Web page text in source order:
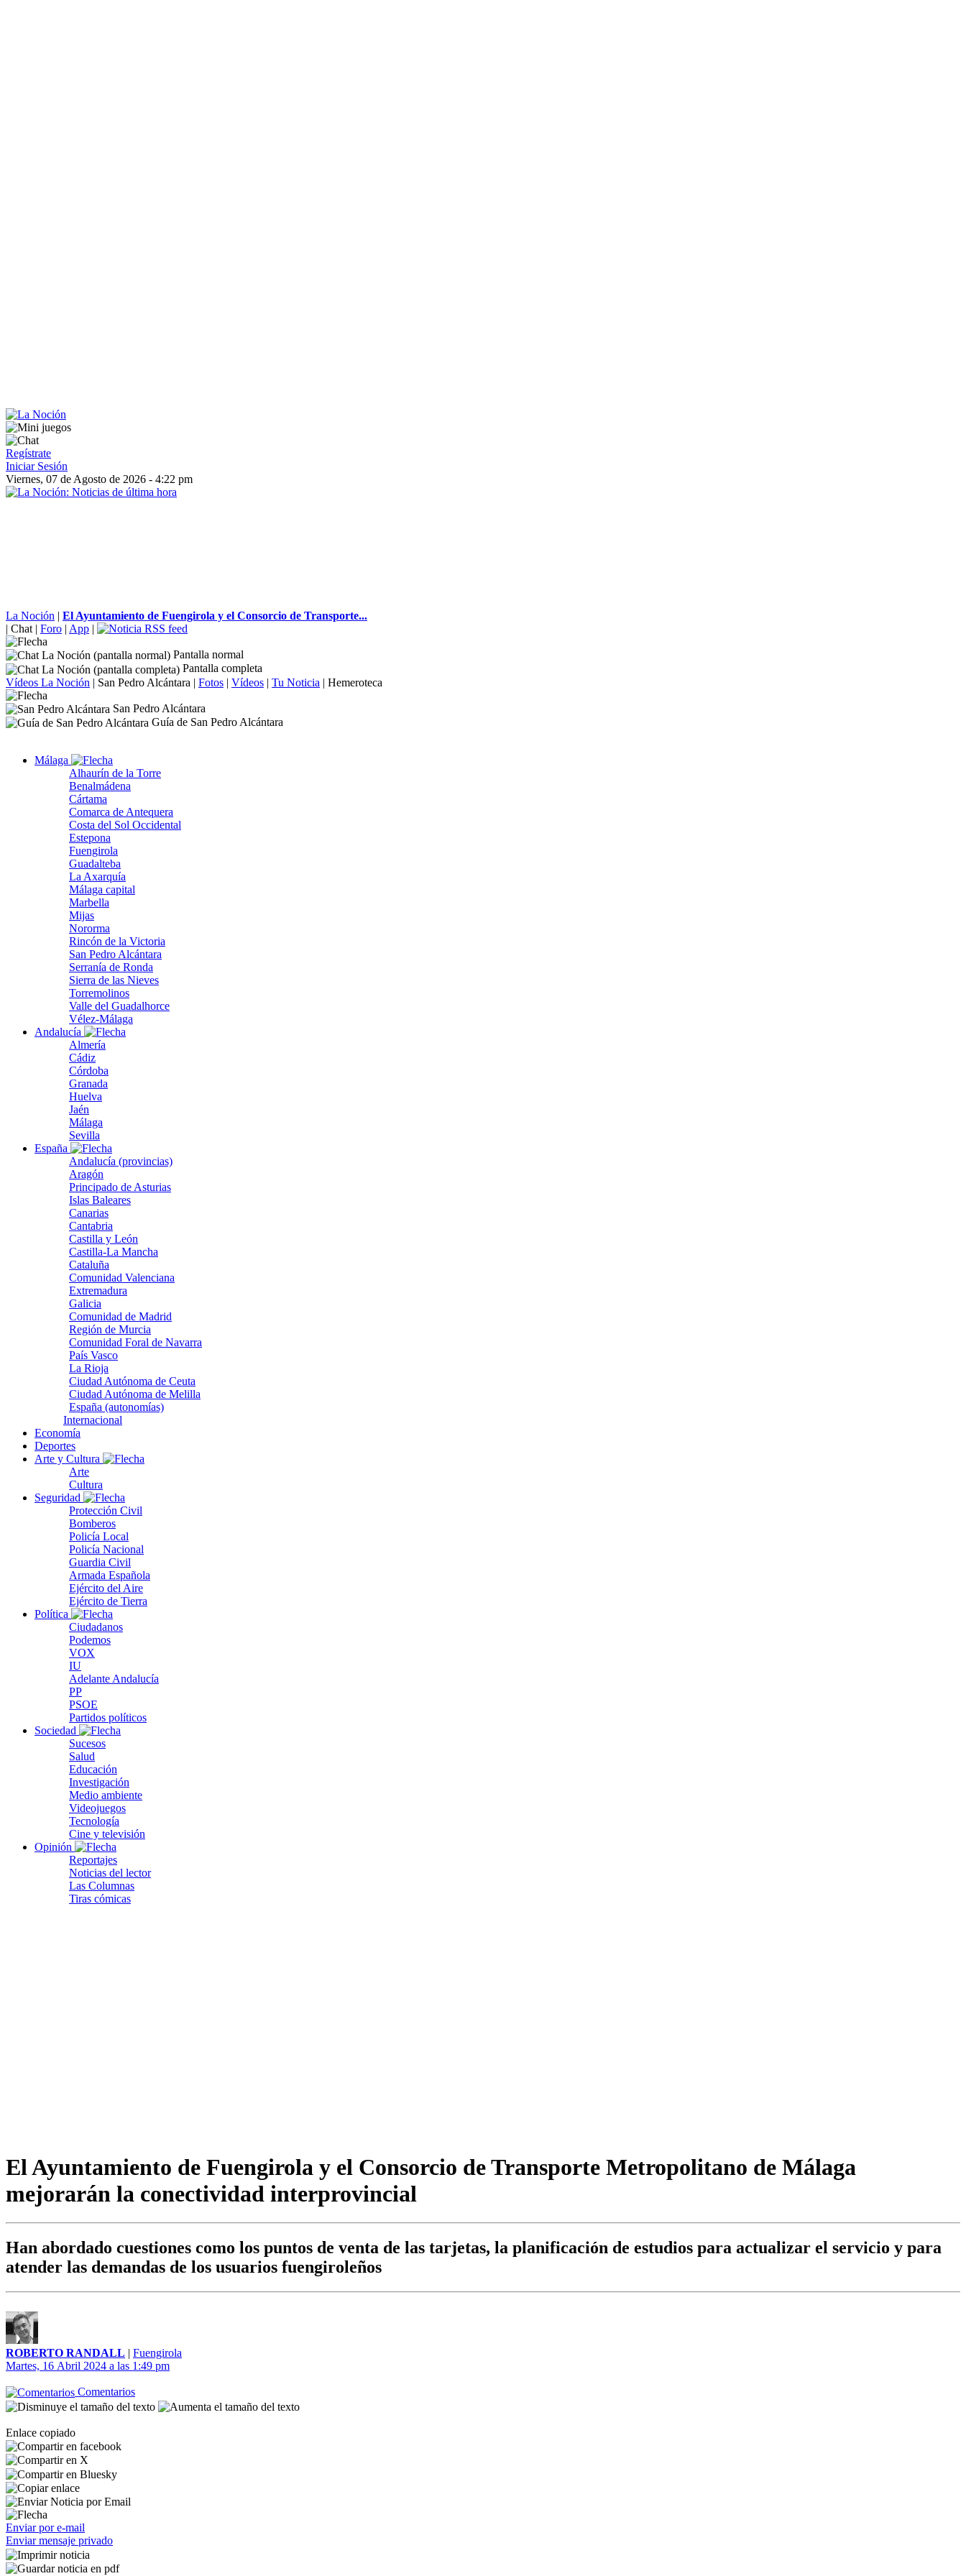
Regístrate
Iniciar Sesión
Viernes, 07 de Agosto de 2026 - 4:22 pm
La Noción | El Ayuntamiento de Fuengirola y el Consorcio de Transporte...
| Chat | Foro | App |
Pantalla normal
Pantalla completa
Vídeos La Noción | San Pedro Alcántara | Fotos | Vídeos | Tu Noticia | Hemeroteca
San Pedro Alcántara
Guía de San Pedro Alcántara
Málaga
Alhaurín de la Torre
Benalmádena
Cártama
Comarca de Antequera
Costa del Sol Occidental
Estepona
Fuengirola
Guadalteba
La Axarquía
Málaga capital
Marbella
Mijas
Nororma
Rincón de la Victoria
San Pedro Alcántara
Serranía de Ronda
Sierra de las Nieves
Torremolinos
Valle del Guadalhorce
Vélez-Málaga
Andalucía
Almería
Cádiz
Córdoba
Granada
Huelva
Jaén
Málaga
Sevilla
España
Andalucía (provincias)
Aragón
Principado de Asturias
Islas Baleares
Canarias
Cantabria
Castilla y León
Castilla-La Mancha
Cataluña
Comunidad Valenciana
Extremadura
Galicia
Comunidad de Madrid
Región de Murcia
Comunidad Foral de Navarra
País Vasco
La Rioja
Ciudad Autónoma de Ceuta
Ciudad Autónoma de Melilla
España (autonomías)
Internacional
Economía
Deportes
Arte y Cultura
Arte
Cultura
Seguridad
Protección Civil
Bomberos
Policía Local
Policía Nacional
Guardia Civil
Armada Española
Ejército del Aire
Ejército de Tierra
Política
Ciudadanos
Podemos
VOX
IU
Adelante Andalucía
PP
PSOE
Partidos políticos
Sociedad
Sucesos
Salud
Educación
Investigación
Medio ambiente
Videojuegos
Tecnología
Cine y televisión
Opinión
Reportajes
Noticias del lector
Las Columnas
Tiras cómicas
El Ayuntamiento de Fuengirola y el Consorcio de Transporte Metropolitano de Málaga
mejorarán la conectividad interprovincial
Han abordado cuestiones como los puntos de venta de las tarjetas, la planificación de estudios para actualizar el servicio y para
atender las demandas de los usuarios fuengiroleños
ROBERTO RANDALL | Fuengirola
Martes, 16 Abril 2024 a las 1:49 pm
Comentarios
Enlace copiado
Enviar por e-mail
Enviar mensaje privado